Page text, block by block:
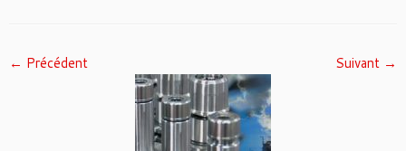
← Précédent Suivant →